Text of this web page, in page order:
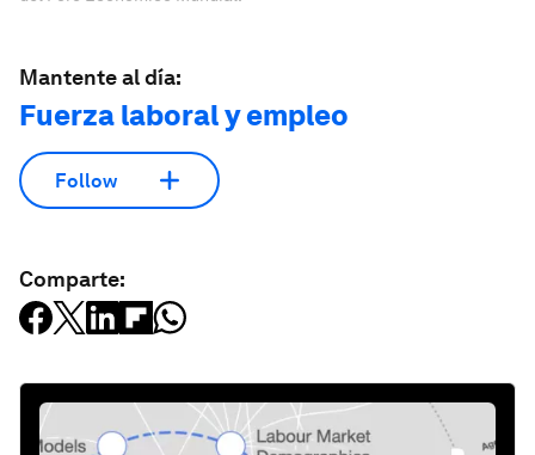
Mantente al día:
Fuerza laboral y empleo
Follow
Comparte: